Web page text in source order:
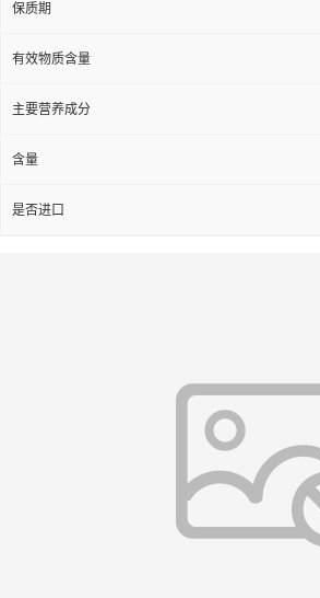
保质期
有效物质含量
主要营养成分
含量
是否进口